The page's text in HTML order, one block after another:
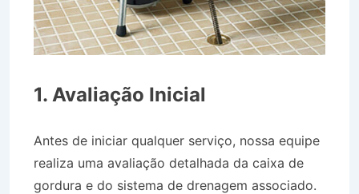
1. Avaliação Inicial
Antes de iniciar qualquer serviço, nossa equipe
realiza uma avaliação detalhada da caixa de
gordura e do sistema de drenagem associado.